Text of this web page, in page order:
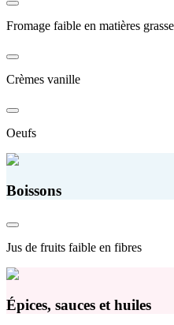
Fromage faible en matières
Crèmes vanille
Oeufs
Boissons
Jus de fruits faible en fibres
Épices, sauces et huiles